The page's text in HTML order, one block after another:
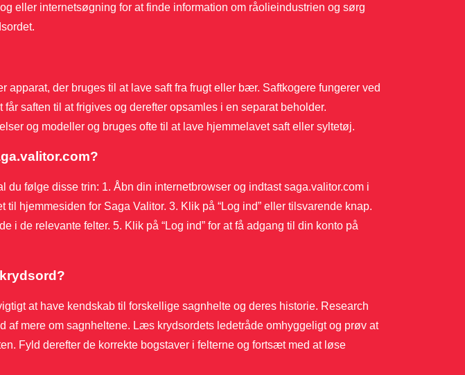
eller internetsøgning for at finde information om råolieindustrien og sørg
apparat, der bruges til at lave saft fra frugt eller bær. Saftkogere fungerer ved
saften til at frigives og derefter opsamles i en separat beholder.
og modeller og bruges ofte til at lave hjemmelavet saft eller syltetøj.
du følge disse trin: 1. Åbn din internetbrowser og indtast saga.valitor.com i
hjemmesiden for Saga Valitor. 3. Klik på “Log ind” eller tilsvarende knap.
i de relevante felter. 5. Klik på “Log ind” for at få adgang til din konto på
at have kendskab til forskellige sagnhelte og deres historie. Research
af mere om sagnheltene. Læs krydsordets ledetråde omhyggeligt og prøv at
Fyld derefter de korrekte bogstaver i felterne og fortsæt med at løse